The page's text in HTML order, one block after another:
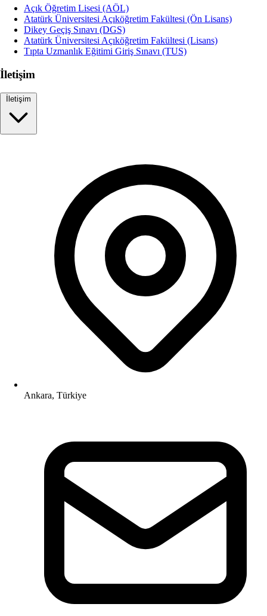
Açık Öğretim Lisesi (AÖL)
Atatürk Üniversitesi Açıköğretim Fakültesi (Ön Lisans)
Dikey Geçiş Sınavı (DGS)
Atatürk Üniversitesi Açıköğretim Fakültesi (Lisans)
Tıpta Uzmanlık Eğitimi Giriş Sınavı (TUS)
İletişim
İletişim
Ankara, Türkiye